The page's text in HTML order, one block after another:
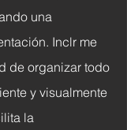
una
Inclr me
de organizar todo
y visualmente
la